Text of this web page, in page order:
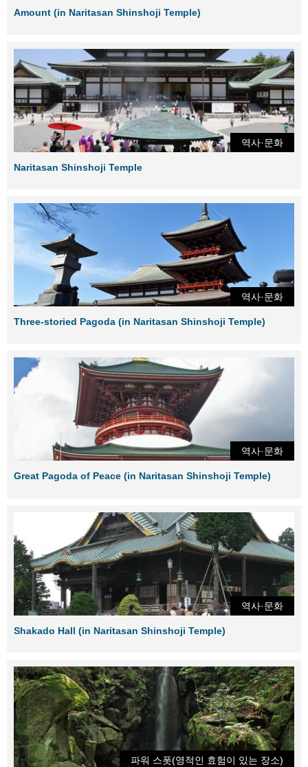
Amount (in Naritasan Shinshoji Temple)
역사·문화
Naritasan Shinshoji Temple
역사·문화
Three-storied Pagoda (in Naritasan Shinshoji Temple)
역사·문화
Great Pagoda of Peace (in Naritasan Shinshoji Temple)
역사·문화
Shakado Hall (in Naritasan Shinshoji Temple)
파워 스폿(영적인 효험이 있는 장소)